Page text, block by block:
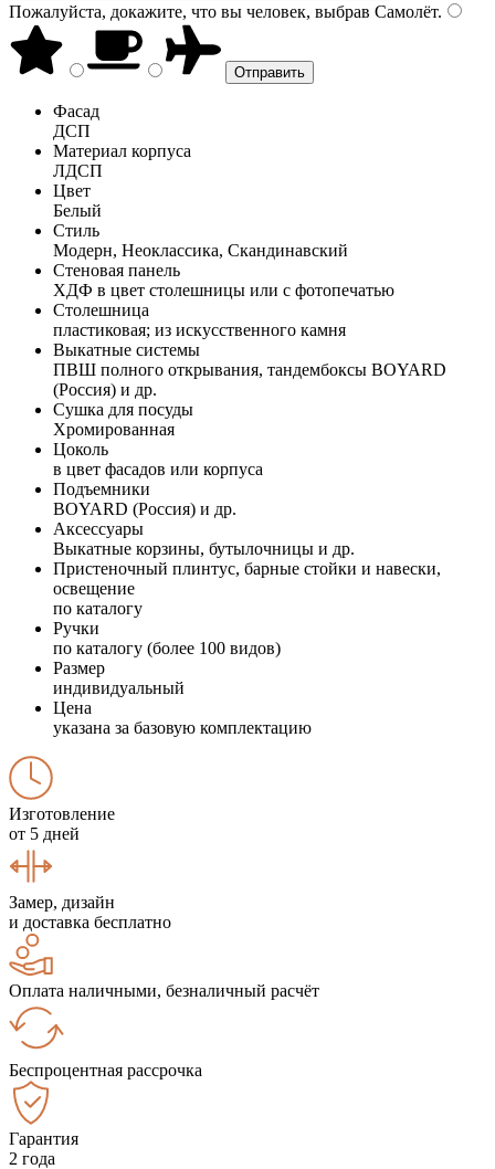
Пожалуйста, докажите, что вы человек, выбрав Самолёт.
Фасад
ДСП
Материал корпуса
ЛДСП
Цвет
Белый
Стиль
Модерн, Неоклассика, Скандинавский
Стеновая панель
ХДФ в цвет столешницы или с фотопечатью
Столешница
пластиковая; из искусственного камня
Выкатные системы
ПВШ полного открывания, тандембоксы BOYARD
(Россия) и др.
Сушка для посуды
Хромированная
Цоколь
в цвет фасадов или корпуса
Подъемники
BOYARD (Россия) и др.
Аксессуары
Выкатные корзины, бутылочницы и др.
Пристеночный плинтус, барные стойки и навески,
освещение
по каталогу
Ручки
по каталогу (более 100 видов)
Размер
индивидуальный
Цена
указана за базовую комплектацию
Изготовление
от 5 дней
Замер, дизайн
и доставка бесплатно
Оплата наличными, безналичный расчёт
Беспроцентная рассрочка
Гарантия
2 года